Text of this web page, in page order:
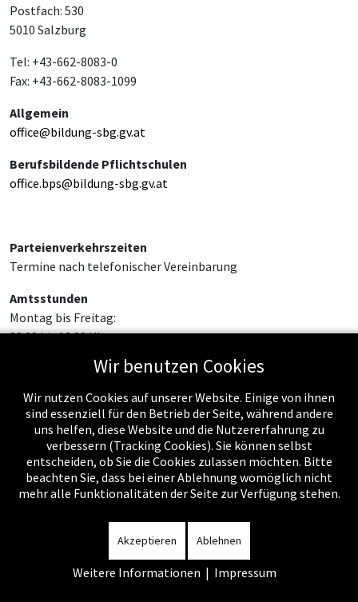
Postfach: 530
5010 Salzburg
Tel: +43-662-8083-0
Fax: +43-662-8083-1099
Allgemein
office@bildung-sbg.gv.at
Berufsbildende Pflichtschulen
office.bps@bildung-sbg.gv.at
Parteienverkehrszeiten
Termine nach telefonischer Vereinbarung
Amtsstunden
Montag bis Freitag:
08:00 bis 12:00 Uhr
Wir benutzen Cookies
Wir nutzen Cookies auf unserer Website. Einige von ihnen
sind essenziell für den Betrieb der Seite, während andere
uns helfen, diese Website und die Nutzererfahrung zu
verbessern (Tracking Cookies). Sie können selbst
entscheiden, ob Sie die Cookies zulassen möchten. Bitte
beachten Sie, dass bei einer Ablehnung womöglich nicht
mehr alle Funktionalitäten der Seite zur Verfügung stehen.
Akzeptieren Ablehnen
Weitere Informationen | Impressum